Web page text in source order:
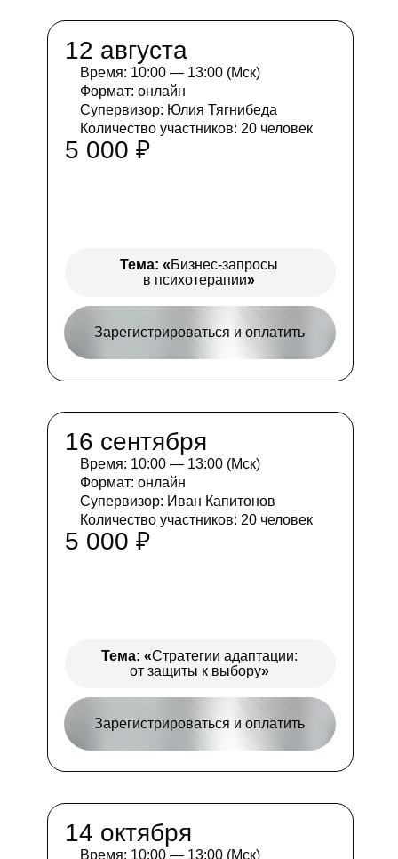
12 августа
Время: 10:00 — 13:00 (Мск)
Формат: онлайн
Супервизор: Юлия Тягнибеда
Количество участников: 20 человек
5 000 ₽
Тема: «Бизнес-запросы
в психотерапии»
Зарегистрироваться и оплатить
16 сентября
Время: 10:00 — 13:00 (Мск)
Формат: онлайн
Супервизор: Иван Капитонов
Количество участников: 20 человек
5 000 ₽
Тема: «Стратегии адаптации:
от защиты к выбору»
Зарегистрироваться и оплатить
14 октября
Время: 10:00 — 13:00 (Мск)